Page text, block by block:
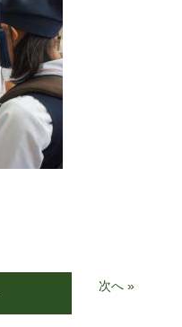
次へ »